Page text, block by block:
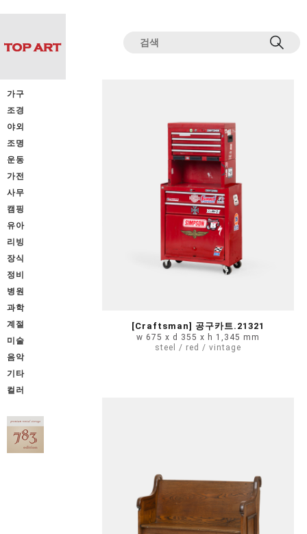
[Craftsman] 공구카트.21321
w 675 x d 355 x h 1,345 mm
steel / red / vintage
가구
조경
야외
조명
운동
가전
사무
캠핑
유아
리빙
장식
정비
병원
과학
계절
미술
음악
기타
컬러